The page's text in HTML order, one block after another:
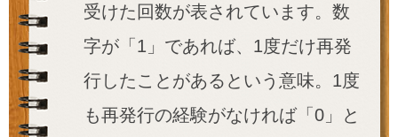
受けた回数が表されています。数
字が「1」であれば、1度だけ再発
行したことがあるという意味。1度
も再発行の経験がなければ「0」と